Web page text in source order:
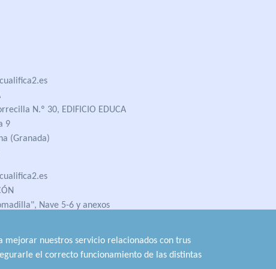
N.º 30, EDIFICIO EDUCA
9
(Granada)
Nave 5-6 y anexos
mejorar nuestros servicio relacionados con trus
el correcto funcionamiento de las distintas